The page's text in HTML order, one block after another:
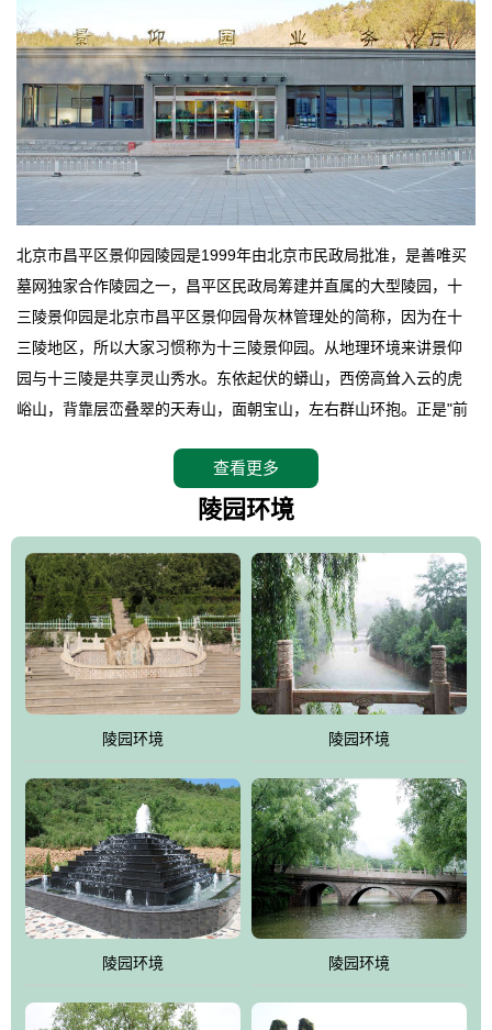
北京市昌平区景仰园陵园是1999年由北京市民政局批准，是善唯买
墓网独家合作陵园之一，昌平区民政局筹建并直属的大型陵园，十
三陵景仰园是北京市昌平区景仰园骨灰林管理处的简称，因为在十
三陵地区，所以大家习惯称为十三陵景仰园。从地理环境来讲景仰
园与十三陵是共享灵山秀水。东依起伏的蟒山，西傍高耸入云的虎
峪山，背靠层峦叠翠的天寿山，面朝宝山，左右群山环抱。正是"前
座陵园地处天寿山的环抱之中，四周群山若封似闭，层峦叠翠，秋
天枫叶艳红欲滴，冬天银装素裹分外妖娆！南面隔山而望的正是著
赞叹："景仰园真乃浑然天成的人生后花园！"陵区内草木茂盛，灵气
盎然，既有山川大聚的龙脉气魄，又有藏风得水的宝密形局。十三
陵是世间稀有的地形宝地，也是我们让逝者回归自然的首选墓葬之
灵穴，安息之宝地。
查看更多
陵园环境
陵园环境 陵园环境
陵园环境 陵园环境